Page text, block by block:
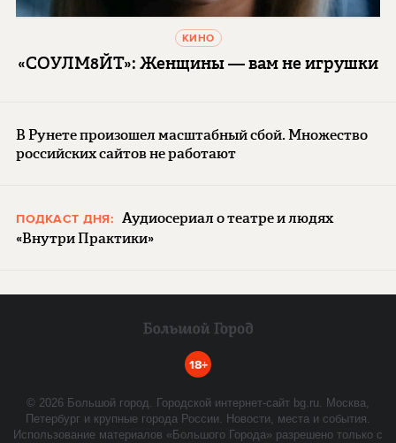
КИНО
«СОУЛМ8ЙТ»: Женщины — вам не игрушки
В Рунете произошел масштабный сбой. Множество
российских сайтов не работают
ПОДКАСТ ДНЯ: Аудиосериал о театре и людях
«Внутри Практики»
18+
© 2026 Большой город. Городской интернет-сайт bg.ru. Москва,
Петербург и крупные города России. Новости, места и события.
Использование материалов «Большого Города» разрешено только с